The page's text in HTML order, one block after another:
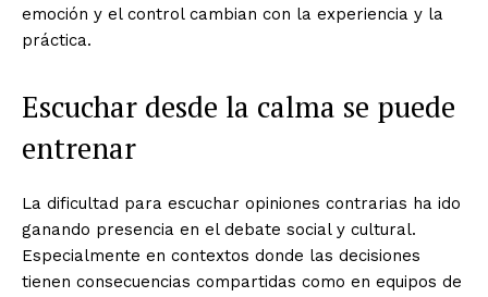
emoción y el control cambian con la experiencia y la
práctica.
Escuchar desde la calma se puede
entrenar
La dificultad para escuchar opiniones contrarias ha ido
ganando presencia en el debate social y cultural.
Especialmente en contextos donde las decisiones
tienen consecuencias compartidas como en equipos de